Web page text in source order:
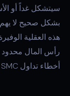
سيتشكل غداً أو
بشكل صحيح لا
هذه العقلية
رأس المال
أخطاء تداول SMC الشائعة.